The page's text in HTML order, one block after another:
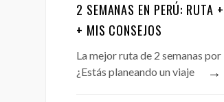
2 SEMANAS EN PERÚ: RUTA
+ MIS CONSEJOS
La mejor ruta de 2 semanas
¿Estás planeando un viaje
→